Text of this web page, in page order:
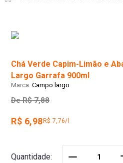
Chá Verde Capim-Limão e
Largo Garrafa 900ml
Campo largo
De R$ 7,88
R$ 6,98 R$ 7,76/l
Quantidade